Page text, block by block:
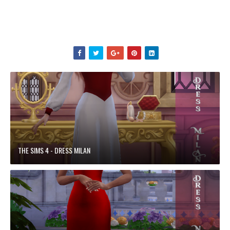
THE SIMS 4 - DRESS MILAN